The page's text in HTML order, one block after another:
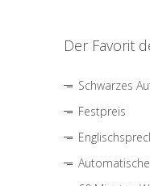
Der Favorit
Schwarzes
Festpreis